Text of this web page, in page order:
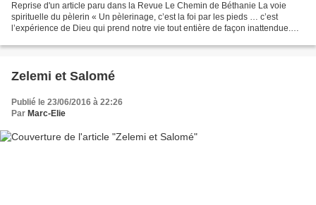
Reprise d'un article paru dans la Revue Le Chemin de Béthanie La voie
spirituelle du pèlerin « Un pèlerinage, c’est la foi par les pieds … c’est
l’expérience de Dieu qui prend notre vie tout entière de façon inattendue.
Zelemi et Salomé
Publié le 23/06/2016 à 22:26
Par Marc-Elie